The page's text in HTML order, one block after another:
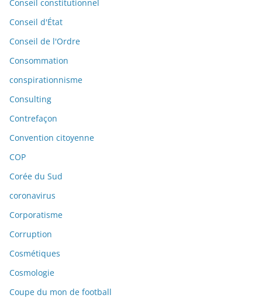
Conseil constitutionnel
Conseil d'État
Conseil de l'Ordre
Consommation
conspirationnisme
Consulting
Contrefaçon
Convention citoyenne
COP
Corée du Sud
coronavirus
Corporatisme
Corruption
Cosmétiques
Cosmologie
Coupe du mon de football